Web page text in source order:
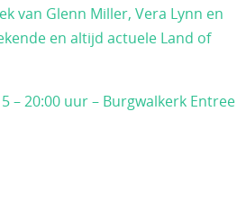
van Glenn Miller, Vera Lynn en
en altijd actuele Land of
– 20:00 uur – Burgwalkerk Entree